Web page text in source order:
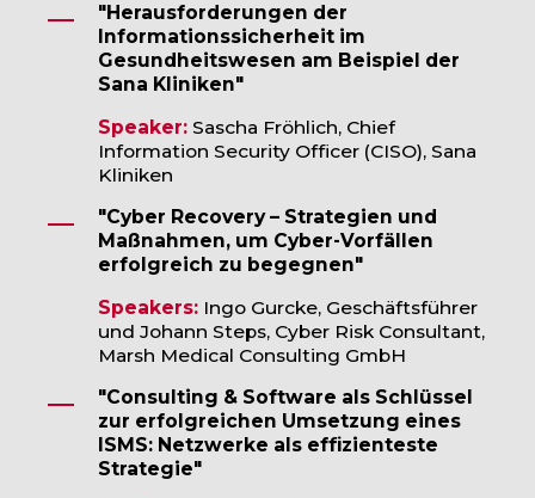
"Herausforderungen der
Informationssicherheit im
Gesundheitswesen am Beispiel der
Sana Kliniken"
Speaker: Sascha Fröhlich, Chief
Information Security Officer (CISO), Sana
Kliniken
"Cyber Recovery – Strategien und
Maßnahmen, um Cyber-Vorfällen
erfolgreich zu begegnen"
Speakers: Ingo Gurcke, Geschäftsführer
und Johann Steps, Cyber Risk Consultant,
Marsh Medical Consulting GmbH
"Consulting & Software als Schlüssel
zur erfolgreichen Umsetzung eines
ISMS: Netzwerke als effizienteste
Strategie"